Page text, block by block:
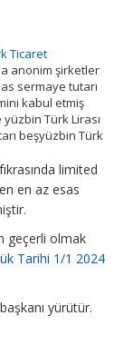
Ticaret
anonim şirketler
sermaye tutarı
kabul etmiş
Türk Lirası
beşyüzbin Türk
limited
en az esas
geçerli olmak
Tarihi 1/1 2024
yürütür.